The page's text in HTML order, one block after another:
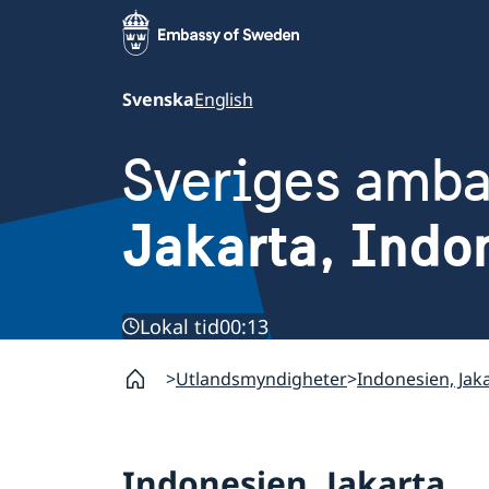
SvenskaEnglish
Sveriges
Jakarta,
Lokal tid00:13
Utlandsmyndigheter Indonesien,